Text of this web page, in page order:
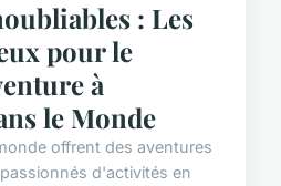
: Les
pour le
à
le Monde
offrent des aventures
d'activités en